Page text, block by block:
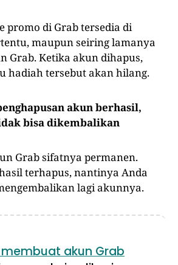
promo di Grab tersedia di
maupun seiring lamanya
Grab. Ketika akun dihapus,
hadiah tersebut akan hilang.
akun berhasil,
bisa dikembalikan
Grab sifatnya permanen.
terhapus, nantinya Anda
lagi akunnya.
akun Grab